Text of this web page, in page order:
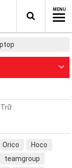
Orico
Hoco
teamgroup